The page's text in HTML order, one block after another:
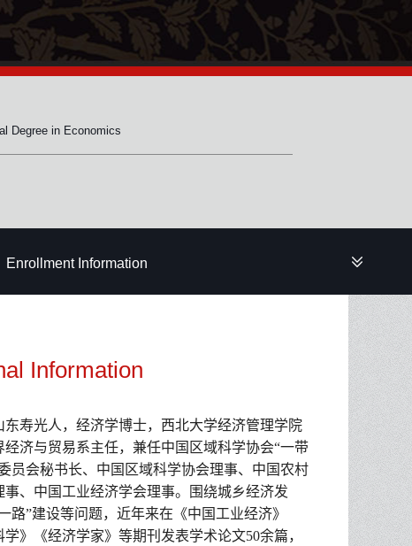
Degree in Economics
Enrollment Information
Information
东寿光人，经济学博士，西北大学经济管理学院
经济与贸易系主任，兼任中国区域科学协会“一带
员会秘书长、 中国区域科学协会理事、中国农村
事、中国工业经济学会理事。围绕城乡经济发
路”建设等问题，近年来在《中国工业经济》
学》《经济学家》等期刊发表学术论文50余篇，